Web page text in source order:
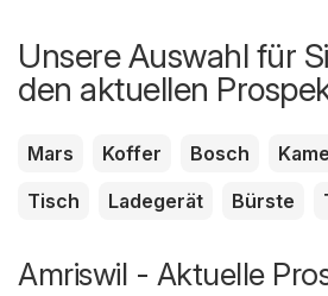
Unsere Auswahl für
den aktuellen
Mars Koffer Bosch
Tisch
Ladegerät Bürste
Amriswil - Aktuelle